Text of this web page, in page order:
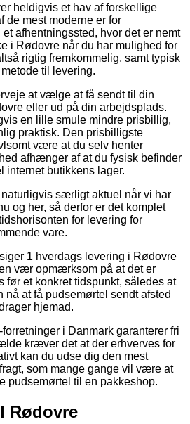
heldigvis et hav af forskellige
de mest moderne er for
afhentningssted, hvor det er nemt
i Rødovre når du har mulighed for
rigtig fremkommelig, samt typisk
til levering.
at vælge at få sendt til din
eller ud på din arbejdsplads.
en lille smule mindre prisbillig,
praktisk. Den prisbilligste
være at du selv henter
afhænger af at du fysisk befinder
butikkens lager.
særligt aktuel når vi har
og her, så derfor er det komplet
for levering for
vare.
1 hverdags levering i Rødovre
vær opmærksom på at det er
før et konkret tidspunkt, således at
at få pudsemørtel sendt afsted
hjemad.
i Danmark garanterer fri
kræver det at der erhverves for
kan du udse dig den mest
som mange gange vil være at
pudsemørtel til en pakkeshop.
Rødovre